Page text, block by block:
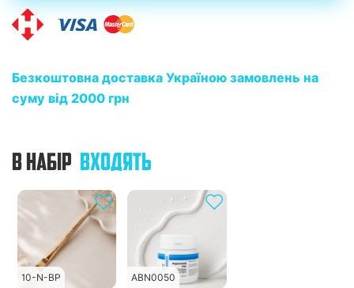
Безкоштовна доставка Україною замовлень на
суму від 2000 грн
В НАБІР ВХОДЯТЬ
10-N-BP ABN0050